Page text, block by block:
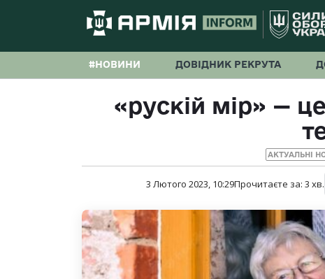
#НОВИНИ ДОВІДНИК РЕКРУТА
«рускій мір» —
АКТУАЛЬНІ
3 Лютого 2023, 10:29Прочитаєте за: 3 хв.